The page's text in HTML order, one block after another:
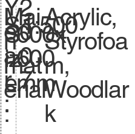
Y
e
a
r
:
Mai
n
mat
erial
:
S
.
S
iz
e.
2
0
0
7
1:500
600x
600
mm
Acrylic,
Styrofoa
m,
Woodlar
k